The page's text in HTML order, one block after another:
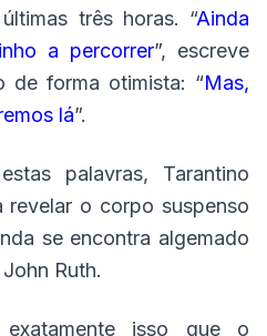
três horas. “Ainda
a percorrer”, escreve
de forma otimista: “Mas,
lá”.
palavras, Tarantino
revelar o corpo suspenso
se encontra algemado
Ruth.
isso que o